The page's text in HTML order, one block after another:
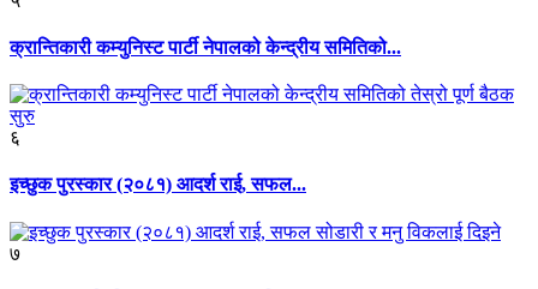
क्रान्तिकारी कम्युनिस्ट पार्टी नेपालको केन्द्रीय समितिको...
६
इच्छुक पुरस्कार (२०८१) आदर्श राई, सफल...
७